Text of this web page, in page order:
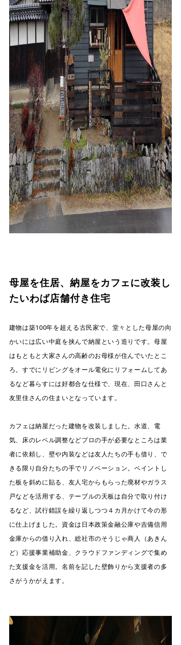
母屋を住居、納屋をカフェに改装し
たいわば店舗付き住宅
建物は築100年を超える古民家で、堂々とした母屋の向
かいには広い中庭を挟んで納屋という造りです。母屋
はもともと大家さんの高齢のお母様が住んでいたとこ
ろ。すでにリビングをオール電化にリフォームしてあ
るなど暮らすには好都合な仕様で、現在、田口さんと
友里佳さんの住まいとなっています。
カフェは納屋だった建物を改装しました。水道、電
気、床のレベル調整などプロの手が必要なところは業
者に依頼し、壁や内装などは友人たちの手も借り、で
きる限り自分たちの手でリノベーション。ペイントし
た板を斜めに貼る、友人宅からもらった廃材やガラス
戸などを活用する、テーブルの天板は自分で取り付け
るなど、試行錯誤を繰り返しつつ４カ月かけて今の形
に仕上げました。資金は日本政策金融公庫や吉備信用
金庫からの借り入れ、総社市のそうじゃ商人（あきん
ど）応援事業補助金、クラウドファンディングで集め
た支援金を活用。名前を記した壁飾りから支援者の多
さがうかがえます。